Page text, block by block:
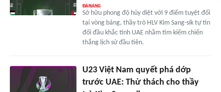
Sở hữu phong độ hủy diệt với 9 điểm tuyệt đối
tại vòng bảng, thầy trò HLV Kim Sang-sik tự tin
đối đầu khắc tinh UAE nhằm tìm kiếm chiến
thắng lịch sử đầu tiên.
U23 Việt Nam quyết phá dớp
trước UAE: Thử thách cho thầy